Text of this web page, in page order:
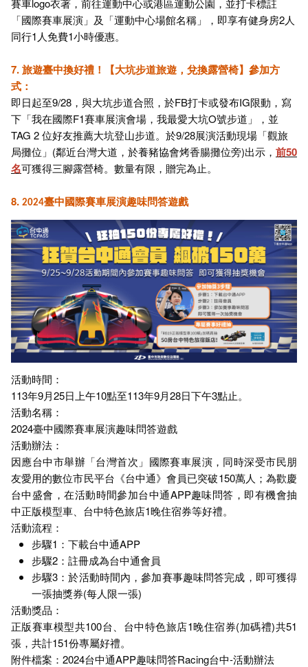
賽車logo衣著，前往運動中心或港區運動公園，並打卡標註
「國際賽車展演」及「運動中心場館名稱」，即享有健身房2人
同行1人免費1小時優惠。
7. 旅遊臺中換好禮！【大坑步道旅遊，兌換露營椅】參加方
式：
即日起至9/28，與大坑步道合照，於FB打卡或發布IG限動，寫
下「我在國際F1賽車展演會場，我最愛大坑O號步道」，並
TAG 2 位好友推薦大坑登山步道。於9/28展演活動現場「觀旅
局攤位」(鄰近台灣大道，於養豬協會烤香腸攤位旁)出示， 前50
名可獲得三腳露營椅。數量有限，贈完為止。
8. 2024臺中國際賽車展演趣味問答遊戲
活動時間：
113年9月25日上午10點至113年9月28日下午3點止。
活動名稱：
2024臺中國際賽車展演趣味問答遊戲
活動辦法：
因應台中市舉辦「台灣首次」國際賽車展演，同時深受市民朋
友愛用的數位市民平台《台中通》會員已突破150萬人；為歡慶
台中盛會，在活動時間參加台中通APP趣味問答，即有機會抽
中正版模型車、台中特色旅店1晚住宿券等好禮。
活動流程：
步驟1：下載台中通APP
步驟2：註冊成為台中通會員
步驟3：於活動時間內，參加賽事趣味問答完成，即可獲得
一張抽獎券(每人限一張)
活動獎品：
正版賽車模型共100台、台中特色旅店1晚住宿券(加碼禮)共51
張，共計151份專屬好禮。
附件檔案： 2024台中通APP趣味問答Racing台中-活動辦法